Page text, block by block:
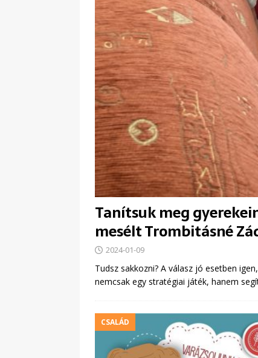
Tanítsuk meg
mesélt Trombitásné
2024-01-09
Tudsz sakkozni? A válasz jó esetben
nemcsak egy stratégiai játék, hanem
CSALÁD